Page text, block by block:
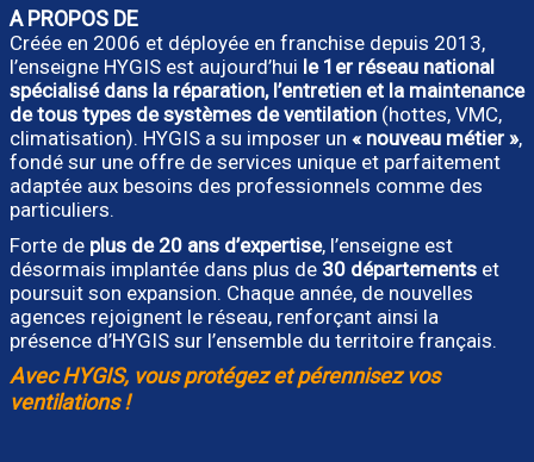
A PROPOS DE
Créée en 2006 et déployée en franchise depuis 2013,
l’enseigne HYGIS est aujourd’hui le 1er réseau national
spécialisé dans la réparation, l’entretien et la maintenance
de tous types de systèmes de ventilation (hottes, VMC,
climatisation). HYGIS a su imposer un « nouveau métier »,
fondé sur une offre de services unique et parfaitement
adaptée aux besoins des professionnels comme des
particuliers.
Forte de plus de 20 ans d’expertise, l’enseigne est
désormais implantée dans plus de 30 départements et
poursuit son expansion. Chaque année, de nouvelles
agences rejoignent le réseau, renforçant ainsi la
présence d’HYGIS sur l’ensemble du territoire français.
Avec HYGIS, vous protégez et pérennisez vos
ventilations !